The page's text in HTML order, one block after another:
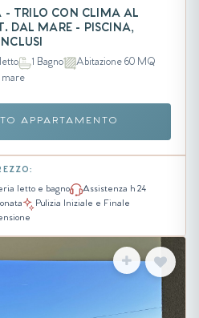
- TRILO CON CLIMA AL
DAL MARE - PISCINA,
1 Bagno
Abitazione 60 MQ
mare
APPARTAMENTO
letto e bagno
Assistenza h 24
Pulizia Iniziale e Finale